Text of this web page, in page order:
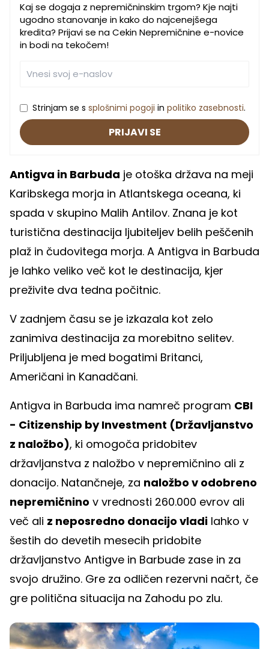
Kaj se dogaja z nepremičninskim trgom? Kje najti
ugodno stanovanje in kako do najcenejšega
kredita? Prijavi se na Cekin Nepremičnine e-novice
in bodi na tekočem!
Strinjam se s splošnimi pogoji in politiko zasebnosti.
PRIJAVI SE
Antigva in Barbuda je otoška država na meji
Karibskega morja in Atlantskega oceana, ki
spada v skupino Malih Antilov. Znana je kot
turistična destinacija ljubiteljev belih peščenih
plaž in čudovitega morja. A Antigva in Barbuda
je lahko veliko več kot le destinacija, kjer
preživite dva tedna počitnic.
V zadnjem času se je izkazala kot zelo
zanimiva destinacija za morebitno selitev.
Priljubljena je med bogatimi Britanci,
Američani in Kanadčani.
Antigva in Barbuda ima namreč program CBI
- Citizenship by Investment (Državljanstvo
z naložbo), ki omogoča pridobitev
državljanstva z naložbo v nepremičnino ali z
donacijo. Natančneje, za naložbo v odobreno
nepremičnino v vrednosti 260.000 evrov ali
več ali z neposredno donacijo vladi lahko v
šestih do devetih mesecih pridobite
državljanstvo Antigve in Barbude zase in za
svojo družino. Gre za odličen rezervni načrt, če
gre politična situacija na Zahodu po zlu.